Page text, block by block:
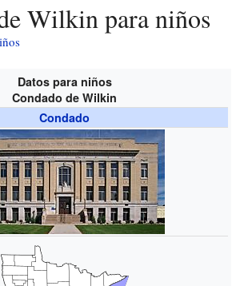
de Wilkin para niños
Datos para niños
Condado de Wilkin
Condado